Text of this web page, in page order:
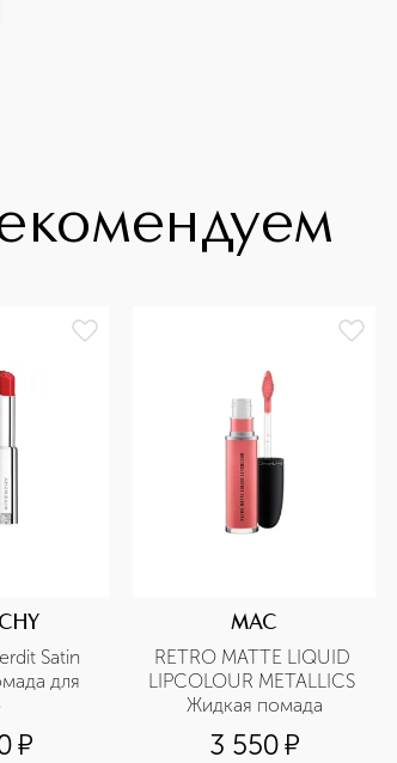
Satin
для
¤
MAC
RETRO MATTE LIQUID
LIPCOLOUR METALLICS
Жидкая помада
3 550¤